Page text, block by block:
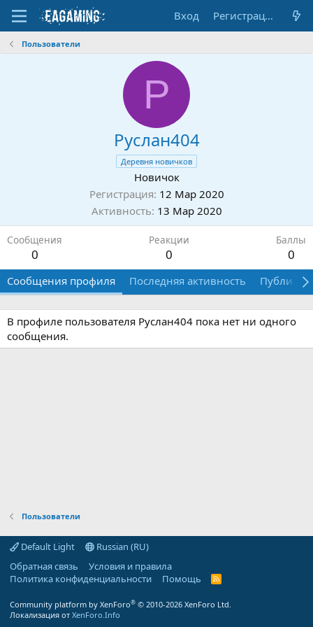
Вход Регистрация
Пользователи
Р
Руслан404
Деревня новичков
Новичок
Регистрация 12 Мар 2020
Активность 13 Мар 2020
Сообщения
0
Реакции
0
Баллы
0
Сообщения профиля Последняя активность
В профиле пользователя Руслан404 пока нет ни одного
сообщения.
Пользователи
Default Light
Russian (RU)
Обратная связь
Условия и правила
Политика конфиденциальности
Помощь
R
Community platform by XenForo® © 2010-2026 XenForo Ltd.
Локализация от XenForo.Info